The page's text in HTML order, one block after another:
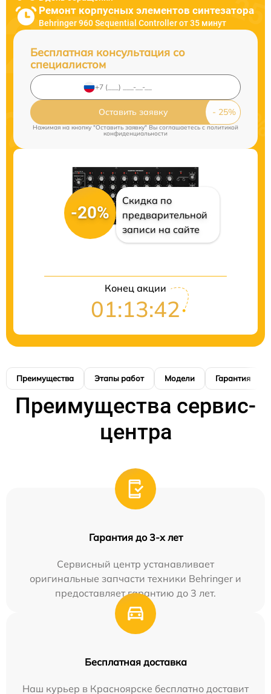
Ремонт корпусных элементов синтезатора
Behringer 960 Sequential Controller от 35 минут
Бесплатная консультация со
специалистом
Оставить заявку
Нажимая на кнопку "Оставить заявку" Вы соглашаетесь cполитикой
конфиденциальности
-20%
Скидка по
предварительной
записи на сайте
Конец акции
01:13:41
Преимущества Этапы работ Модели Гарантия
Преимущества сервис-
центра
Гарантия до 3-х лет
Сервисный центр устанавливает
оригинальные запчасти техники Behringer и
предоставляет гарантию до 3 лет.
Бесплатная доставка
Наш курьер в Красноярске бесплатно доставит